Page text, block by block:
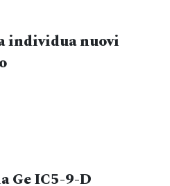
individua nuovi
Ge IC5-9-D